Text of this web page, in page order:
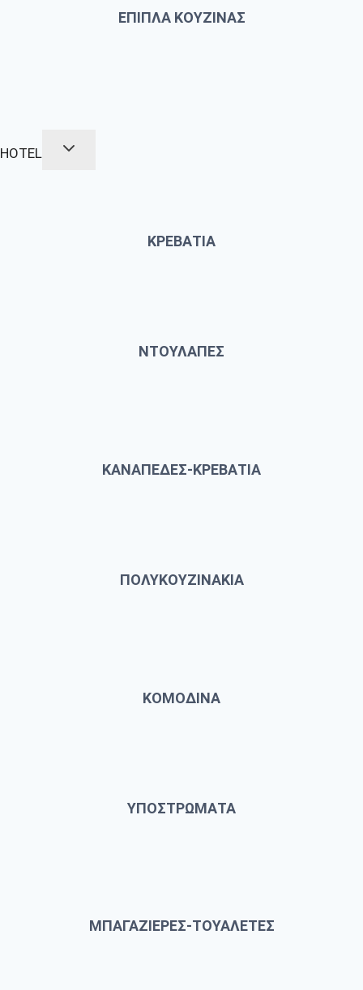
ΕΠΙΠΛΑ ΚΟΥΖΙΝΑΣ
HOTEL
ΚΡΕΒΑΤΙΑ
ΝΤΟΥΛΑΠΕΣ
ΚΑΝΑΠΕΔΕΣ-ΚΡΕΒΑΤΙΑ
ΠΟΛΥΚΟΥΖΙΝΑΚΙΑ
ΚΟΜΟΔΙΝΑ
ΥΠΟΣΤΡΩΜΑΤΑ
ΜΠΑΓΑΖΙΕΡΕΣ-ΤΟΥΑΛΕΤΕΣ